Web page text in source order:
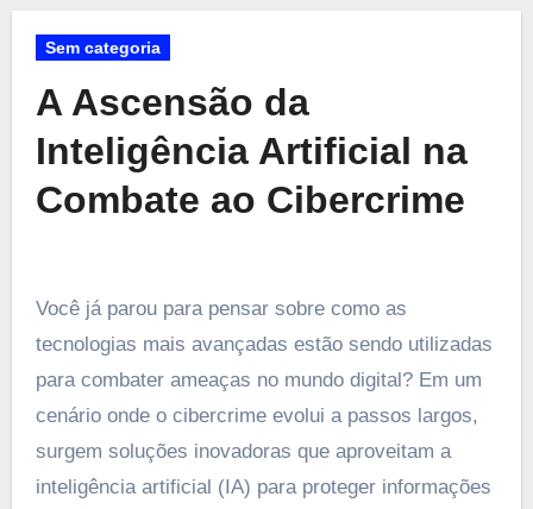
Sem categoria
A Ascensão da
Inteligência Artificial na
Combate ao Cibercrime
Você já parou para pensar sobre como as
tecnologias mais avançadas estão sendo utilizadas
para combater ameaças no mundo digital? Em um
cenário onde o cibercrime evolui a passos largos,
surgem soluções inovadoras que aproveitam a
inteligência artificial (IA) para proteger informações